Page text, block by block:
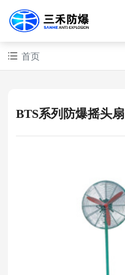
首页
ATEX系列
首页
BTS系列防爆摇头扇